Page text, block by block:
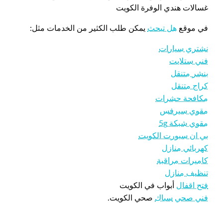
غسالات هندي الوفرة الكويت
في موقع هل تبحث يمكن طلب الكثير من الخدمات مثل:
نشتري سيارات
فني ستلايت
بنشر متنقل
كراج متنقل
مكافحة حشرات
مقوي سيرفس
مقوي شبكة 5g
بي ان سبورت الكويت
كهربائي منازل
كاميرات مراقبة
تنظيف منازل
فتح اقفال أبواب في الكويت
فني صحي سباك صحي الكويت.